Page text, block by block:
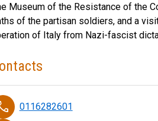
Museum of the Resistance of the
of the partisan soldiers, and a
of Italy from Nazi-fascist
0116282601